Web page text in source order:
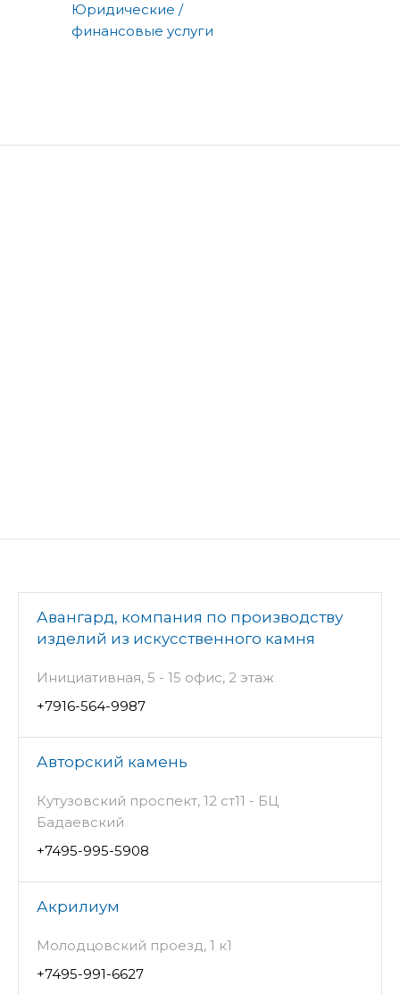
Юридические /
финансовые услуги
Авангард, компания по производству
изделий из искусственного камня
Инициативная, 5 - 15 офис, 2 этаж
+7916-564-9987
Авторский камень
Кутузовский проспект, 12 ст11 - БЦ
Бадаевский
+7495-995-5908
Акрилиум
Молодцовский проезд, 1 к1
+7495-991-6627